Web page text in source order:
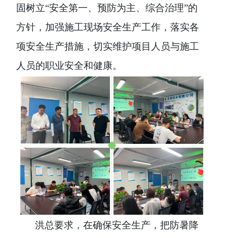
固树立“安全第一、预防为主、综合治理”的
方针，加强施工现场安全生产工作，落实各
项安全生产措施，切实维护项目人员与施工
人员的职业安全和健康。
洪总要求， 在确保安全生产，把防暑降